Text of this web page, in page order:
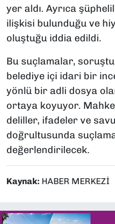
yer aldı. Ayrıca
ilişkisi bulunduğu ve
oluştuğu iddia edildi.
Bu suçlamalar,
belediye içi idari bir
yönlü bir adli dosya
ortaya koyuyor.
deliller, ifadeler ve
doğrultusunda
değerlendirilecek.
Kaynak: HABER MERKEZİ